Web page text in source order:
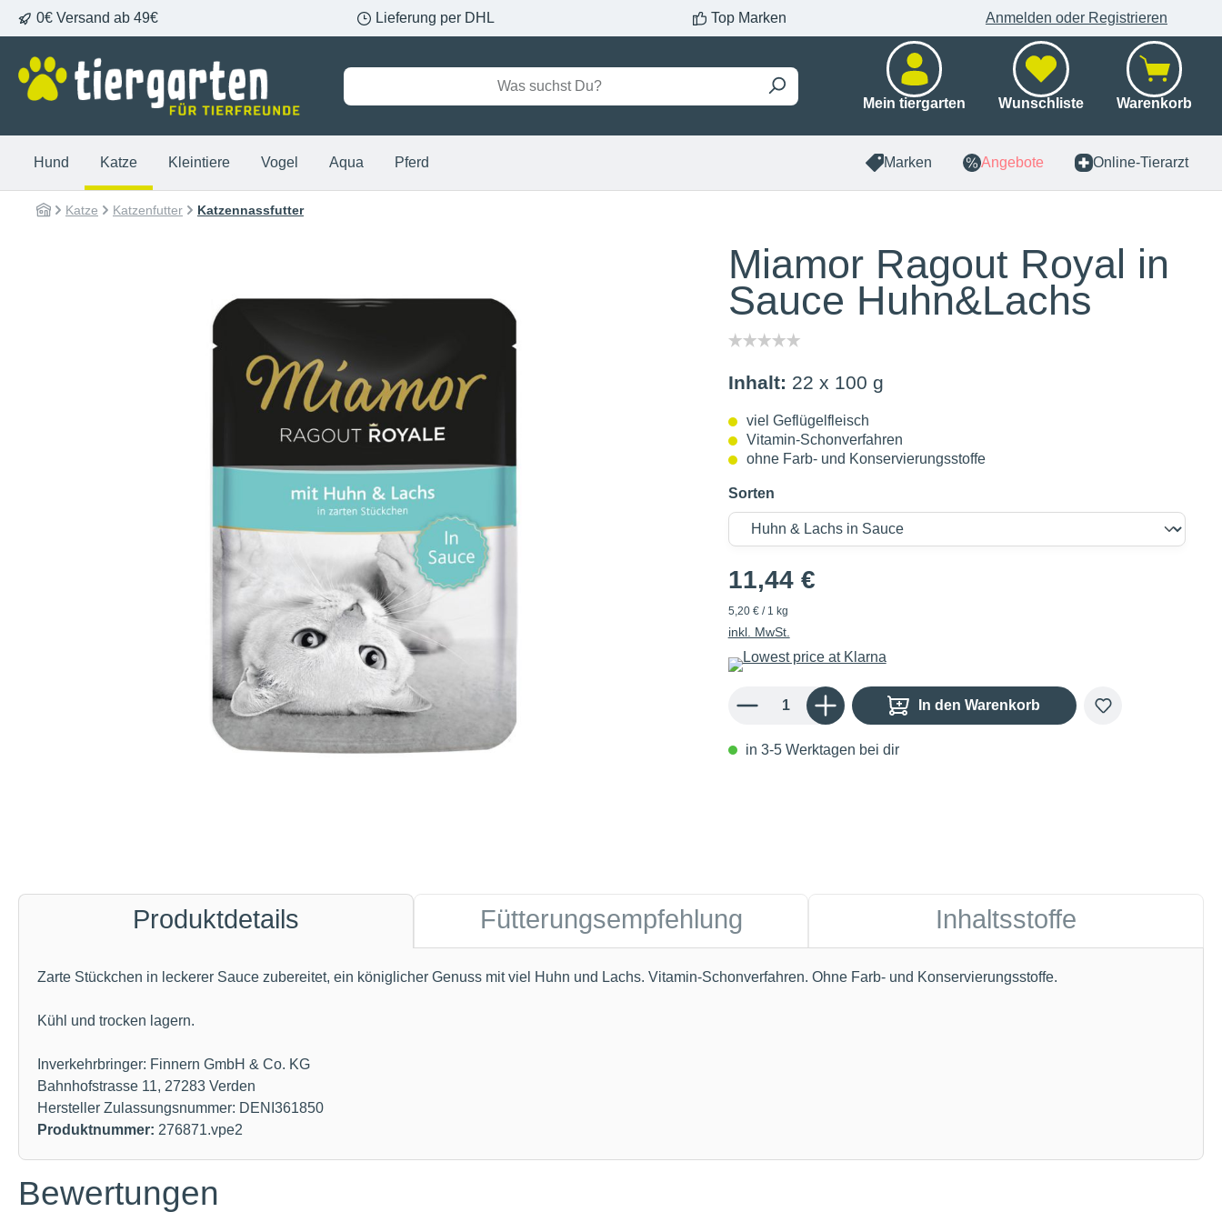
Zur Hauptnavigation springen
0€ Versand ab 49€ Lieferung per DHL Top Marken Anmelden oder Registrieren
Mein tiergarten Wunschliste Warenkorb
Hund Katze Kleintiere Vogel Aqua Pferd Marken Angebote Online-Tierarzt
Katze Katzenfutter Katzennassfutter
Miamor Ragout Royal in
Sauce Huhn&Lachs
Inhalt: 22 x 100 g
viel Geflügelfleisch
Vitamin-Schonverfahren
ohne Farb- und Konservierungsstoffe
Sorten
11,44 €
5,20 € / 1 kg
inkl. MwSt.
Produkt Anzahl: Gib den gewünschten Wert ein oder benutze die Schaltflächen um die Anzahl zu
In den Warenkorb
in 3-5 Werktagen bei dir
Produktdetails Fütterungsempfehlung Inhaltsstoffe
Zarte Stückchen in leckerer Sauce zubereitet, ein königlicher Genuss mit viel Huhn und Lachs. Vitamin-Schonverfahren. Ohne Farb- und Konservierungsstoffe.
Kühl und trocken lagern.
Inverkehrbringer: Finnern GmbH & Co. KG
Bahnhofstrasse 11, 27283 Verden
Hersteller Zulassungsnummer: DENI361850
Produktnummer: 276871.vpe2
Bewertungen